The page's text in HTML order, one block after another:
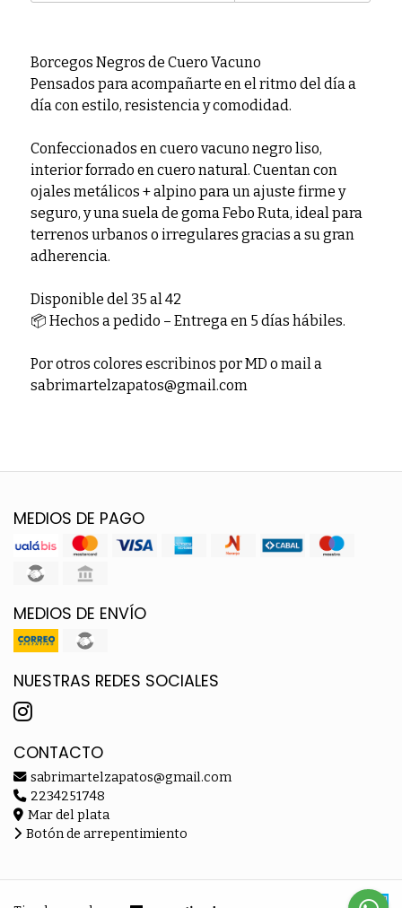
Borcegos Negros de Cuero Vacuno
Pensados para acompañarte en el ritmo del día a
día con estilo, resistencia y comodidad.
Confeccionados en cuero vacuno negro liso,
interior forrado en cuero natural. Cuentan con
ojales metálicos + alpino para un ajuste firme y
seguro, y una suela de goma Febo Ruta, ideal para
terrenos urbanos o irregulares gracias a su gran
adherencia.
Disponible del 35 al 42
📦 Hechos a pedido – Entrega en 5 días hábiles.
Por otros colores escribinos por MD o mail a
sabrimartelzapatos@gmail.com
MEDIOS DE PAGO
MEDIOS DE ENVÍO
NUESTRAS REDES SOCIALES
CONTACTO
sabrimartelzapatos@gmail.com
2234251748
Mar del plata
Botón de arrepentimiento